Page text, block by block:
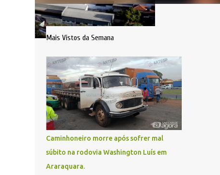
Mais Vistos da Semana
Caminhoneiro morre após sofrer mal
súbito na rodovia Washington Luís em
Araraquara.